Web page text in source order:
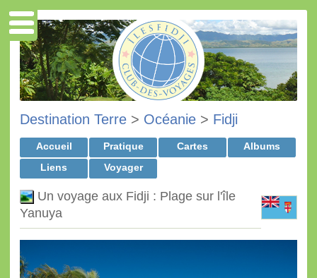
Destination Terre > Océanie > Fidji
Accueil Pratique Cartes
Albums
Liens
Voyager
Un voyage aux Fidji : Plage sur l'île
Yanuya